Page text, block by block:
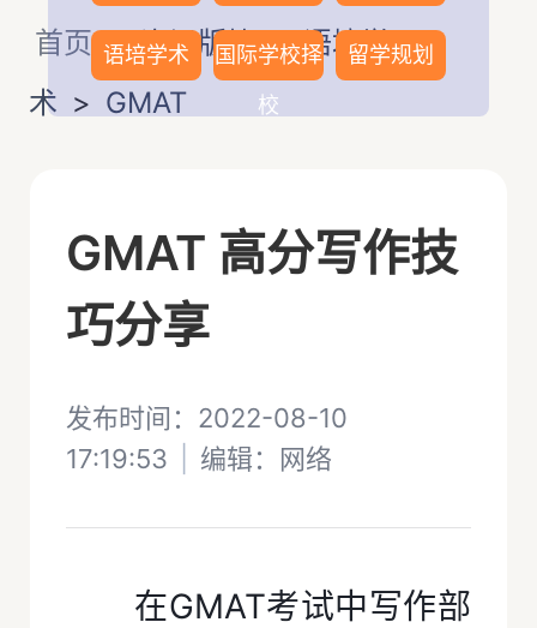
语培学术
国际学校择
校
留学规划
首页>资讯版块>语培学
术 > GMAT
GMAT 高分写作技
巧分享
发布时间：2022-08-10
17:19:53
编辑： 网络
在GMAT考试中写作部